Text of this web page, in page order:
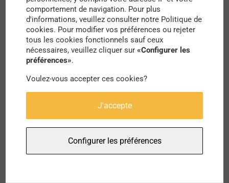
De plus, les aides déjà existantes pour soutenir
les architectes semblent mal adaptées aux
besoins réels, puisqu’elles sont orientées vers les
PME alors que les agences concernées sont
plutôt de type TPE. On observe alors 63% de non-
connaissance des aides alors que seulement un
tiers des agences renseignées ont recours à ces
dispositifs. Pire encore, parmi ces dernières,
seules 18% se disent satisfaites, ce qui demande
de repenser urgemment ces aides de fond en
comportement de navigation. Pour plus
d'informations, veuillez consulter notre Politique de
cookies. Pour modifier vos préférences ou rejeter
tous les cookies fonctionnels sauf ceux
nécessaires, veuillez cliquer sur«Configurer les
préférences».
Voulez-vous accepter ces cookies?
J'accepte
Configurer les préférences